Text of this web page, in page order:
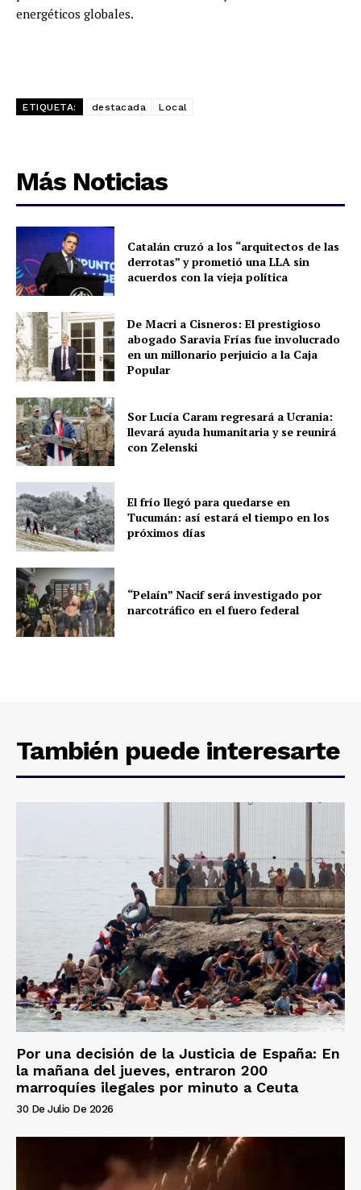
energéticos globales.
ETIQUETA: destacada Local
Más Noticias
Catalán cruzó a los “arquitectos de las
derrotas” y prometió una LLA sin
acuerdos con la vieja política
De Macri a Cisneros: El prestigioso
abogado Saravia Frías fue involucrado
en un millonario perjuicio a la Caja
Popular
Sor Lucía Caram regresará a Ucrania:
llevará ayuda humanitaria y se reunirá
con Zelenski
El frío llegó para quedarse en
Tucumán: así estará el tiempo en los
próximos días
“Pelaín” Nacif será investigado por
narcotráfico en el fuero federal
También puede interesarte
Por una decisión de la Justicia de España: En
la mañana del jueves, entraron 200
marroquíes ilegales por minuto a Ceuta
30 De Julio De 2026